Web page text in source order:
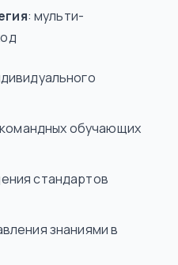
: мульти-
обучающих
стандартов
знаниями в